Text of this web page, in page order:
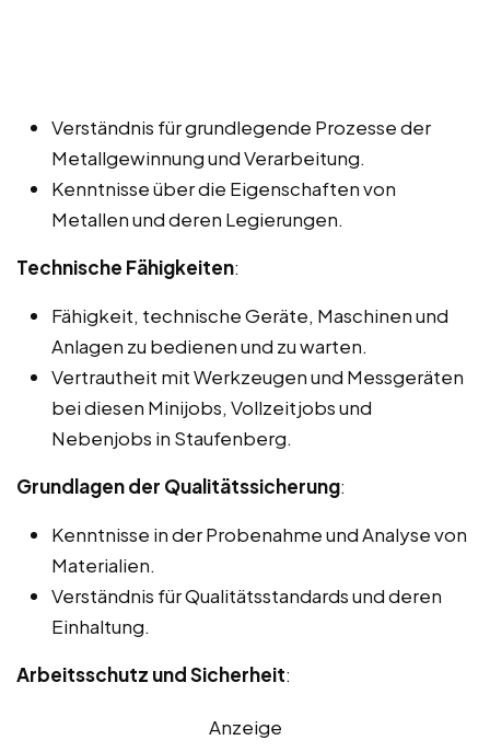
Verständnis für grundlegende Prozesse der
Metallgewinnung und Verarbeitung.
Kenntnisse über die Eigenschaften von
Metallen und deren Legierungen.
Technische Fähigkeiten:
Fähigkeit, technische Geräte, Maschinen und
Anlagen zu bedienen und zu warten.
Vertrautheit mit Werkzeugen und Messgeräten
bei diesen Minijobs, Vollzeitjobs und
Nebenjobs in Staufenberg.
Grundlagen der Qualitätssicherung:
Kenntnisse in der Probenahme und Analyse von
Materialien.
Verständnis für Qualitätsstandards und deren
Einhaltung.
Arbeitsschutz und Sicherheit:
Anzeige